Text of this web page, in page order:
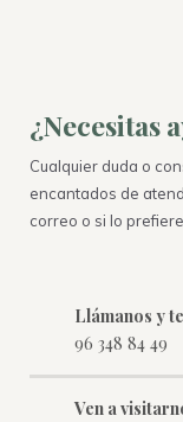
¿Necesitas
Cualquier duda o
encantados de
correo o si lo
Llámanos y
96 348 84 49
Ven a